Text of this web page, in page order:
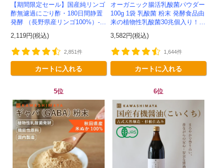
【期間限定セール】国産純リンゴ
酢無濾過にごり酢・180日間静置
発酵 （長野県産リンゴ100%）-1
000ml-かわしま屋-
2,119円(税込)
2,851件
カートに入れる
オーガニック腸活乳酸菌パウダー
100g 1袋 乳酸菌 粉末 発酵食品由
来の植物性乳酸菌30兆個入り！有
機JAS認定 -かわしま屋- 【送料無
料】 *メ...
3,582円(税込)
1,644件
カートに入れる
5位 6位